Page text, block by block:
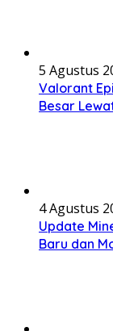
5 Agustus
Valorant
Besar
4 Agustus
Update
Baru dan